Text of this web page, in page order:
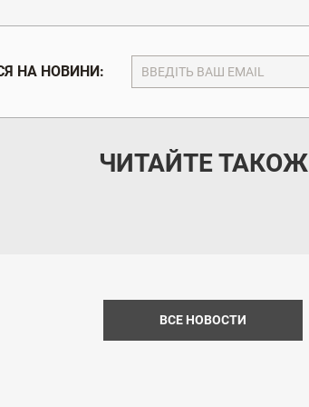
НА НОВИНИ:
ЧИТАЙТЕ ТАКОЖ
ВСЕ НОВОСТИ